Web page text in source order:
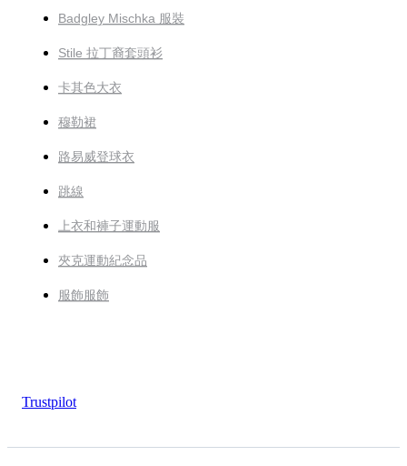
Badgley Mischka 服裝
Stile 拉丁裔套頭衫
卡其色大衣
穆勒裙
路易威登球衣
跳線
上衣和褲子運動服
夾克運動紀念品
服飾服飾
Trustpilot